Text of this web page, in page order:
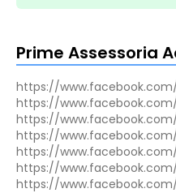
Prime Assessoria
https://www.facebook.com/
https://www.facebook.com/
https://www.facebook.com/
https://www.facebook.com/
https://www.facebook.com/
https://www.facebook.com/
https://www.facebook.com/